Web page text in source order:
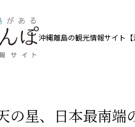
沖縄離島の観光情報サイト【
の星、日本最南端